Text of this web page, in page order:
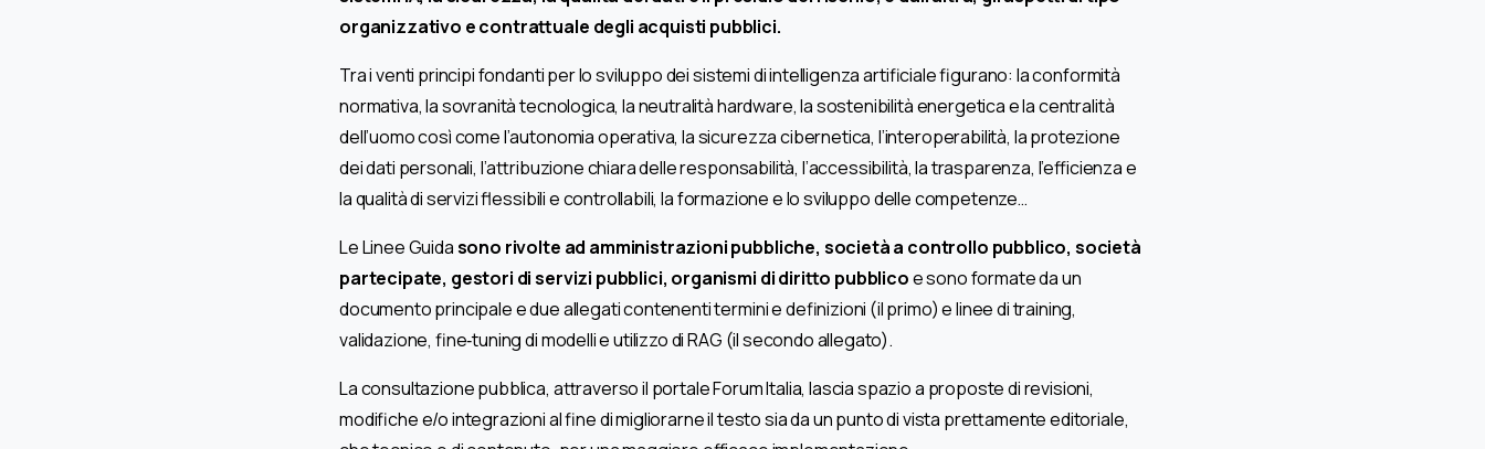
organizzativo e contrattuale degli acquisti pubblici.
Tra i venti principi fondanti per lo sviluppo dei sistemi di intelligenza artificiale figurano: la conformità
normativa, la sovranità tecnologica, la neutralità hardware, la sostenibilità energetica e la centralità
dell’uomo così come l’autonomia operativa, la sicurezza cibernetica, l’interoperabilità, la protezione
dei dati personali, l’attribuzione chiara delle responsabilità, l’accessibilità, la trasparenza, l’efficienza e
la qualità di servizi flessibili e controllabili, la formazione e lo sviluppo delle competenze…
Le Linee Guidasono rivolte ad amministrazioni pubbliche, società a controllo pubblico, società
partecipate, gestori di servizi pubblici, organismi di diritto pubblicoe sono formate da un
documento principale e due allegati contenenti termini e definizioni (il primo) e linee di training,
validazione, fine‑tuning di modelli e utilizzo di RAG (il secondo allegato).
La consultazione pubblica, attraverso il portale Forum Italia, lascia spazio a proposte di revisioni,
modifiche e/o integrazioni al fine di migliorarne il testo sia da un punto di vista prettamente editoriale,